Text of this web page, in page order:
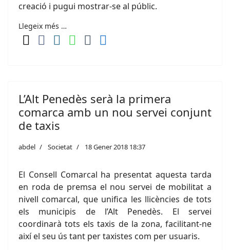
creació i pugui mostrar-se al públic.
Llegeix més …
L’Alt Penedès serà la primera
comarca amb un nou servei conjunt
de taxis
abdel Societat 18 Gener 2018 18:37
El Consell Comarcal ha presentat aquesta tarda
en roda de premsa el nou servei de mobilitat a
nivell comarcal, que unifica les llicències de tots
els municipis de l’Alt Penedès. El servei
coordinarà tots els taxis de la zona, facilitant-ne
així el seu ús tant per taxistes com per usuaris.